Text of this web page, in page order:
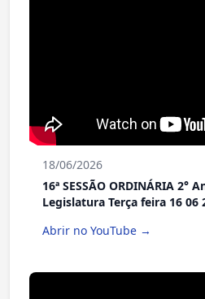
18/06/2026
16ª SESSÃO ORDINÁRIA
Legislatura
Abrir no YouTube →